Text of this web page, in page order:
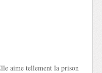
aime tellement la prison